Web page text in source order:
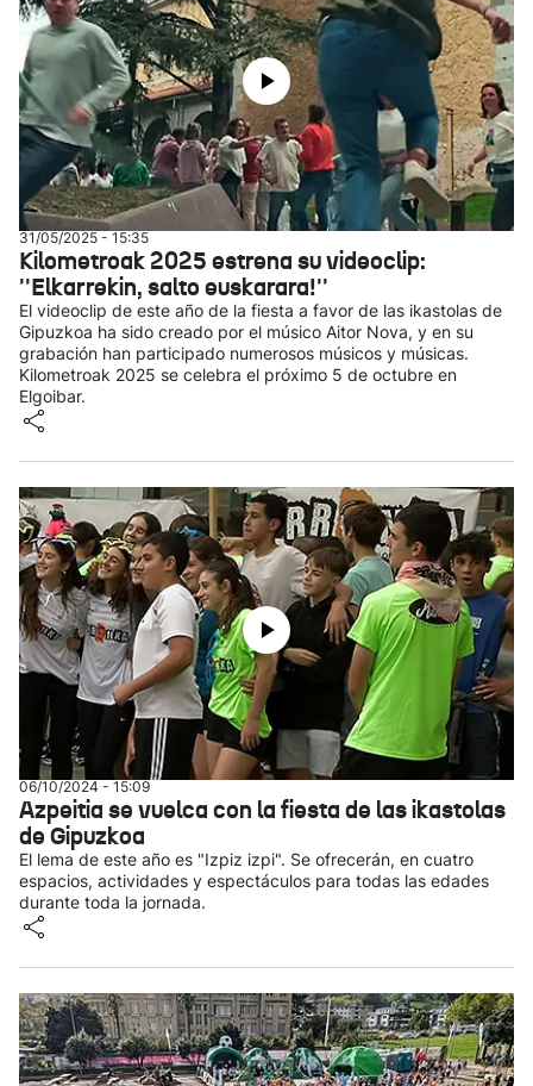
31/05/2025 - 15:35
Kilometroak 2025 estrena su videoclip:
''Elkarrekin, salto euskarara!''
El videoclip de este año de la fiesta a favor de las ikastolas de
Gipuzkoa ha sido creado por el músico Aitor Nova, y en su
grabación han participado numerosos músicos y músicas.
Kilometroak 2025 se celebra el próximo 5 de octubre en
Elgoibar.
06/10/2024 - 15:09
Azpeitia se vuelca con la fiesta de las ikastolas
de Gipuzkoa
El lema de este año es "Izpiz izpi". Se ofrecerán, en cuatro
espacios, actividades y espectáculos para todas las edades
durante toda la jornada.